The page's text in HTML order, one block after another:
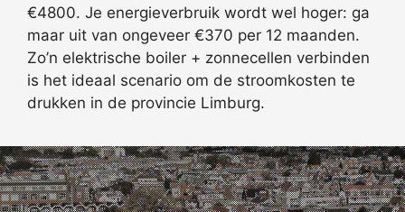
€4800. Je energieverbruik wordt wel hoger: ga
maar uit van ongeveer €370 per 12 maanden.
Zo’n elektrische boiler + zonnecellen verbinden
is het ideaal scenario om de stroomkosten te
drukken in de provincie Limburg.